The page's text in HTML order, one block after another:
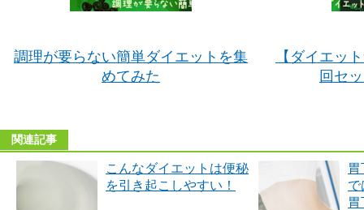
調理が要らない簡単ダイエットを集
めてみた
【ダイエッ
回セ
関連記事
こんなダイエットは便秘
を引き起こしやすい！
で